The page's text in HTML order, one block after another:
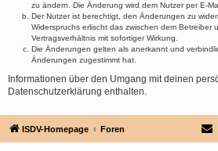
zu ändern. Die Änderung wird dem Nutzer per E-
Der Nutzer ist berechtigt, den Änderungen zu
Widerspruchs erlischt das zwischen dem Betreiber
Vertragsverhältnis mit sofortiger Wirkung.
Die Änderungen gelten als anerkannt und
Änderungen zugestimmt hat.
Informationen über den Umgang mit deinen
Datenschutzerklärung enthalten.
ISDV-Homepage Foren